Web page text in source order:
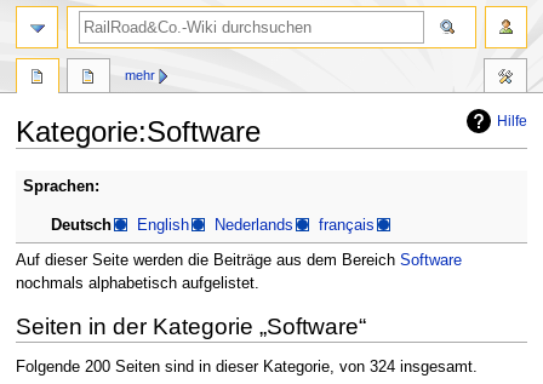
Hilfe
Kategorie:Software
Zur
springen
Zur
springen
Sprachen:
Deutsch English Nederlands français
Auf dieser Seite werden die Beiträge aus dem Bereich Software
nochmals alphabetisch aufgelistet.
Seiten in der Kategorie „Software“
Folgende 200 Seiten sind in dieser Kategorie, von 324 insgesamt.
mehr
Suche